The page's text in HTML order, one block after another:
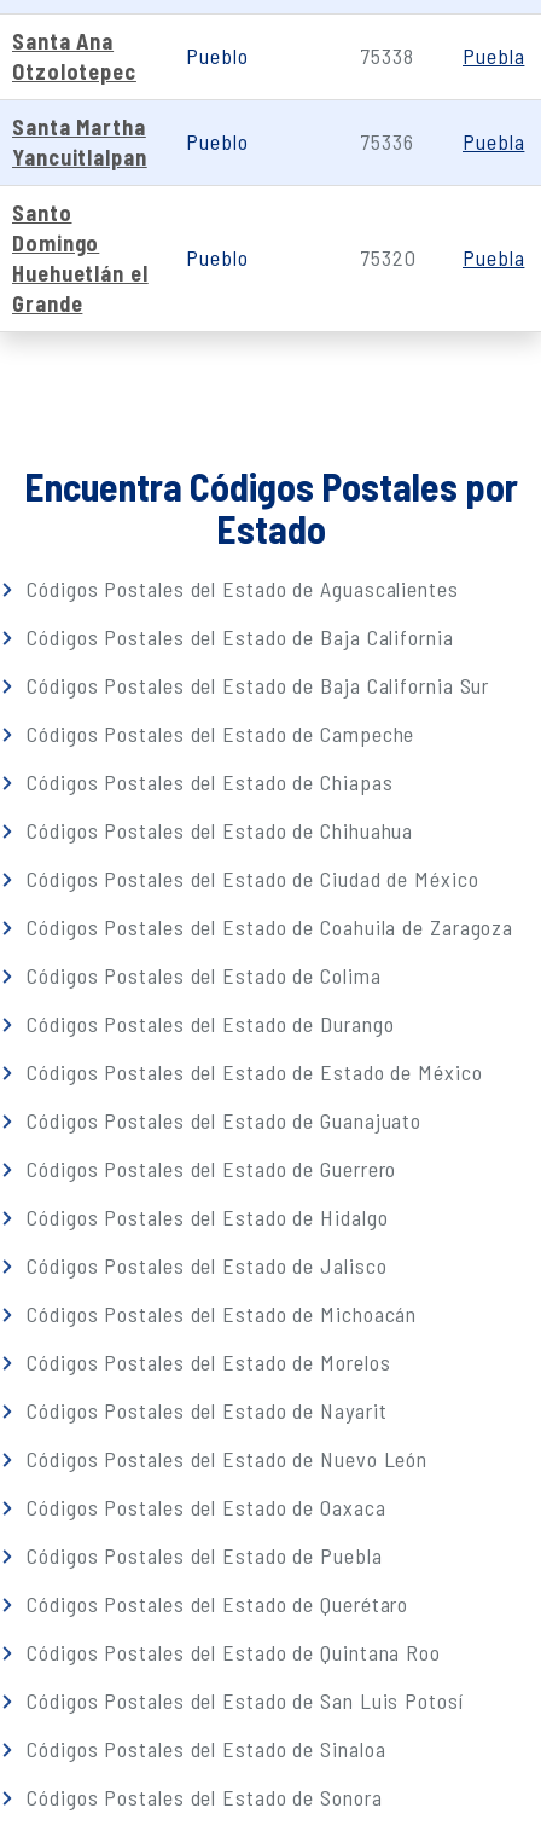
Santa Ana
Otzolotepec
Pueblo 75338 Puebla
Santa Martha
Yancuitlalpan
Pueblo 75336 Puebla
Santo
Domingo
Huehuetlán el
Grande
Pueblo 75320 Puebla
Encuentra Códigos Postales por
Estado
Códigos Postales del Estado de Aguascalientes
Códigos Postales del Estado de Baja California
Códigos Postales del Estado de Baja California Sur
Códigos Postales del Estado de Campeche
Códigos Postales del Estado de Chiapas
Códigos Postales del Estado de Chihuahua
Códigos Postales del Estado de Ciudad de México
Códigos Postales del Estado de Coahuila de Zaragoza
Códigos Postales del Estado de Colima
Códigos Postales del Estado de Durango
Códigos Postales del Estado de Estado de México
Códigos Postales del Estado de Guanajuato
Códigos Postales del Estado de Guerrero
Códigos Postales del Estado de Hidalgo
Códigos Postales del Estado de Jalisco
Códigos Postales del Estado de Michoacán
Códigos Postales del Estado de Morelos
Códigos Postales del Estado de Nayarit
Códigos Postales del Estado de Nuevo León
Códigos Postales del Estado de Oaxaca
Códigos Postales del Estado de Puebla
Códigos Postales del Estado de Querétaro
Códigos Postales del Estado de Quintana Roo
Códigos Postales del Estado de San Luis Potosí
Códigos Postales del Estado de Sinaloa
Códigos Postales del Estado de Sonora